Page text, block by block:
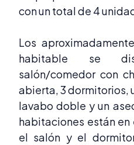
con un total de 4
Los
habitable se
salón/comedor con
abierta, 3 dormitorios,
lavabo doble y un
habitaciones están
el salón y el